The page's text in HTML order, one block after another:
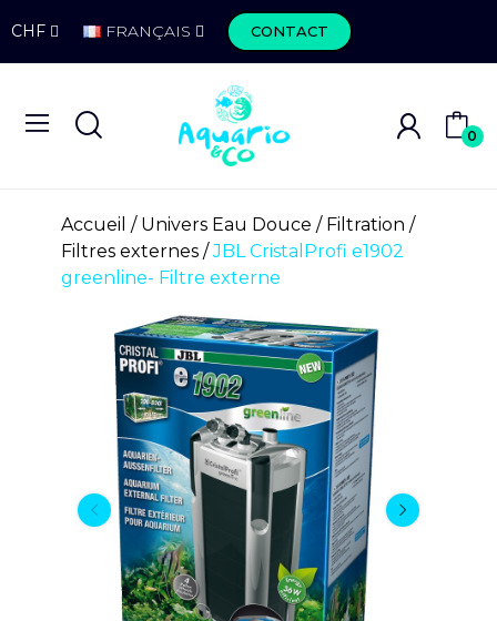
CHF FRANÇAIS CONTACT
0
Accueil Univers Eau Douce
Filtration
Filtres externes
JBL CristalProfi e1902
greenline- Filtre externe